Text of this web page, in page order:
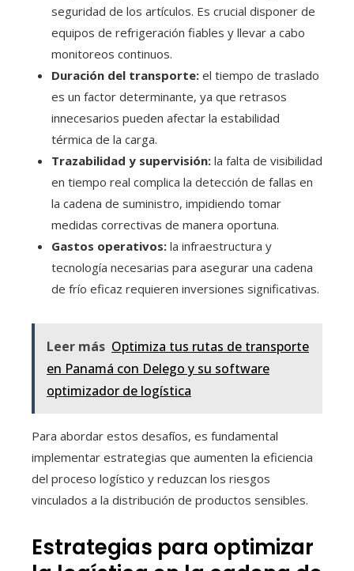
seguridad de los artículos. Es crucial disponer de
equipos de refrigeración fiables y llevar a cabo
monitoreos continuos.
Duración del transporte: el tiempo de traslado
es un factor determinante, ya que retrasos
innecesarios pueden afectar la estabilidad
térmica de la carga.
Trazabilidad y supervisión: la falta de visibilidad
en tiempo real complica la detección de fallas en
la cadena de suministro, impidiendo tomar
medidas correctivas de manera oportuna.
Gastos operativos: la infraestructura y
tecnología necesarias para asegurar una cadena
de frío eficaz requieren inversiones significativas.
Leer más Optimiza tus rutas de transporte
en Panamá con Delego y su software
optimizador de logística
Para abordar estos desafíos, es fundamental
implementar estrategias que aumenten la eficiencia
del proceso logístico y reduzcan los riesgos
vinculados a la distribución de productos sensibles.
Estrategias para optimizar